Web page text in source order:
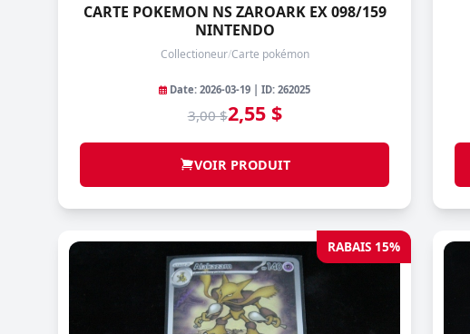
CARTE POKEMON NS ZAROARK EX 098/159
NINTENDO
Collectioneur/Carte pokémon
Date: 2026-03-19 | ID: 262025
3,00 $2,55 $
VOIR PRODUIT
RABAIS 15%